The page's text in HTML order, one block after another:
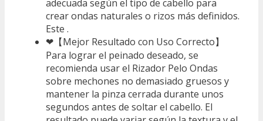
adecuada según el tipo de cabello para
crear ondas naturales o rizos más definidos.
Este .
❤【Mejor Resultado con Uso Correcto】
Para lograr el peinado deseado, se
recomienda usar el Rizador Pelo Ondas
sobre mechones no demasiado gruesos y
mantener la pinza cerrada durante unos
segundos antes de soltar el cabello. El